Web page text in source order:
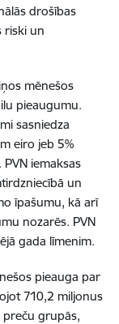
drošības
riski un
mēnešos
pieaugumu.
sasniedza
eiro jeb 5%
iemaksas
un
īpašumu, kā arī
nozarēs. PVN
gada līmenim.
pieauga par
710,2 miljonus
grupās,